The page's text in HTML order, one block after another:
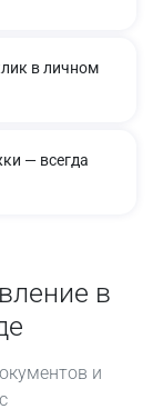
в личном
— всегда
в
и